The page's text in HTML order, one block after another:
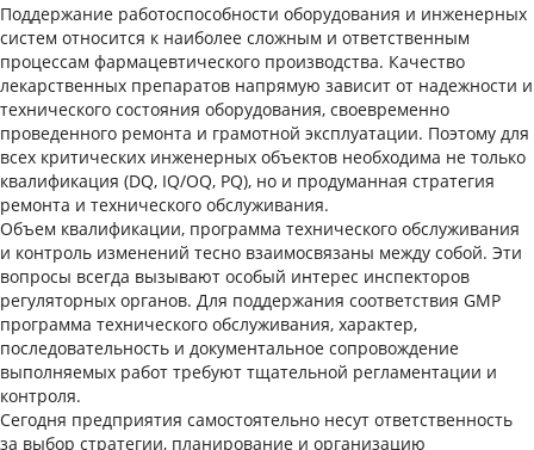
Поддержание работоспособности оборудования и инженерных
систем относится к наиболее сложным и ответственным
процессам фармацевтического производства. Качество
лекарственных препаратов напрямую зависит от надежности и
технического состояния оборудования, своевременно
проведенного ремонта и грамотной эксплуатации. Поэтому для
всех критических инженерных объектов необходима не только
квалификация (DQ, IQ/OQ, PQ), но и продуманная стратегия
ремонта и технического обслуживания.
Объем квалификации, программа технического обслуживания
и контроль изменений тесно взаимосвязаны между собой. Эти
вопросы всегда вызывают особый интерес инспекторов
регуляторных органов. Для поддержания соответствия GMP
программа технического обслуживания, характер,
последовательность и документальное сопровождение
выполняемых работ требуют тщательной регламентации и
контроля.
Сегодня предприятия самостоятельно несут ответственность
за выбор стратегии, планирование и организацию